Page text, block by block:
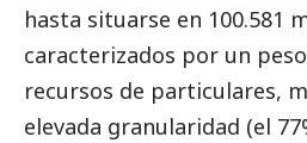
hasta situarse en 100.581
caracterizados por un
recursos de particulares,
elevada granularidad (el